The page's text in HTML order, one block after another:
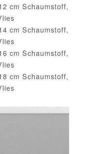
cm Schaumstoff,
cm Schaumstoff,
cm Schaumstoff,
cm Schaumstoff,